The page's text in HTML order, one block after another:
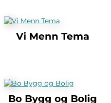
Vi Menn Tema
Bo Bygg og Bolig